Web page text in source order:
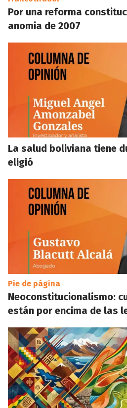
Por una reforma
anomia de 2007
La salud boliviana tiene
eligió
Pie de página
Neoconstitucionalismo:
están por encima de las